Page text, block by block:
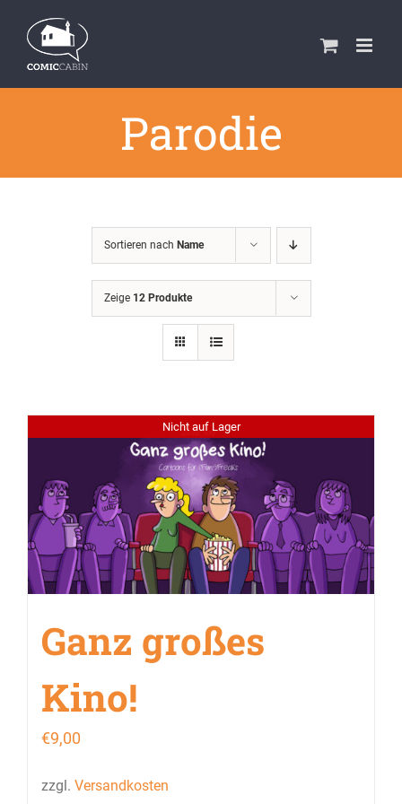
Inhalt
springen
Parodie
Sortieren nach Name
Zeige 12 Produkte
Nicht auf Lager
Ganz großes
Kino!
€9,00
zzgl. Versandkosten